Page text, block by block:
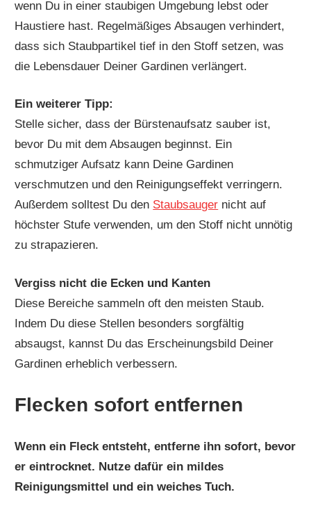
wenn Du in einer staubigen Umgebung lebst oder
Haustiere hast. Regelmäßiges Absaugen verhindert,
dass sich Staubpartikel tief in den Stoff setzen, was
die Lebensdauer Deiner Gardinen verlängert.
Ein weiterer Tipp:
Stelle sicher, dass der Bürstenaufsatz sauber ist,
bevor Du mit dem Absaugen beginnst. Ein
schmutziger Aufsatz kann Deine Gardinen
verschmutzen und den Reinigungseffekt verringern.
Außerdem solltest Du den Staubsauger nicht auf
höchster Stufe verwenden, um den Stoff nicht unnötig
zu strapazieren.
Vergiss nicht die Ecken und Kanten
Diese Bereiche sammeln oft den meisten Staub.
Indem Du diese Stellen besonders sorgfältig
absaugst, kannst Du das Erscheinungsbild Deiner
Gardinen erheblich verbessern.
Flecken sofort entfernen
Wenn ein Fleck entsteht, entferne ihn sofort, bevor
er eintrocknet. Nutze dafür ein mildes
Reinigungsmittel und ein weiches Tuch.